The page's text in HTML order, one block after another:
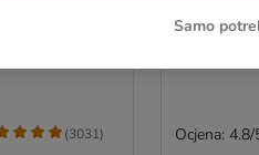
(3031) Ocjena: 4.8/
Samo